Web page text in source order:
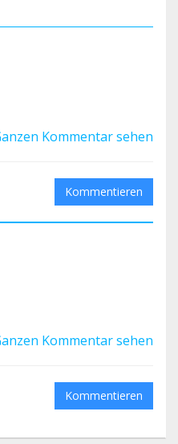
Kommentar sehen
Kommentieren
Kommentar sehen
Kommentieren